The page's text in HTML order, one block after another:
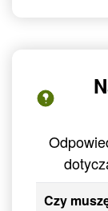
Czy